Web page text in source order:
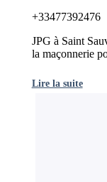
+33477392476
JPG à Saint
la maçonnerie
Lire la suite